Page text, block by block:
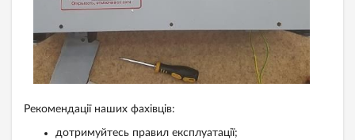
Рекомендації наших фахівців:
дотримуйтесь правил експлуатації;